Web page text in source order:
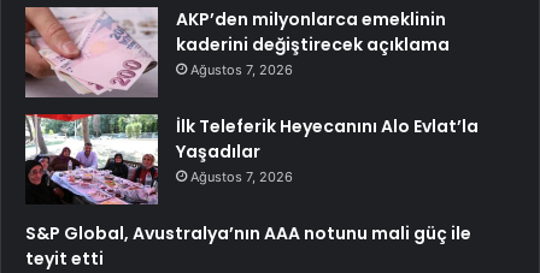
AKP’den milyonlarca emeklinin
kaderini değiştirecek açıklama
Ağustos 7, 2026
İlk Teleferik Heyecanını Alo Evlat’la
Yaşadılar
Ağustos 7, 2026
S&P Global, Avustralya’nın AAA notunu mali güç ile
teyit etti